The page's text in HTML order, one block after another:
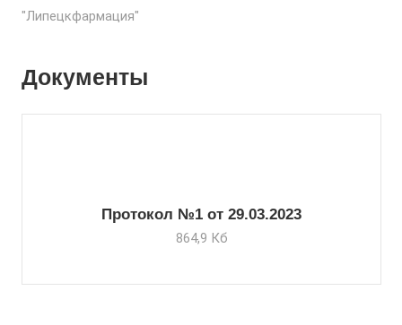
"Липецкфармация"
Документы
Протокол №1 от 29.03.2023
864,9 Кб